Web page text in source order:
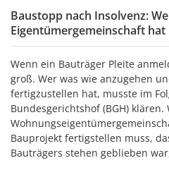
Baustopp nach Insolvenz:
Eigentümergemeinschaft hat
Wenn ein Bauträger Pleite
groß. Wer was wie anzugehen
fertigzustellen hat, musste im
Bundesgerichtshof (BGH) klären.
Bauprojekt fertigstellen muss,
Bauträgers stehen geblieben